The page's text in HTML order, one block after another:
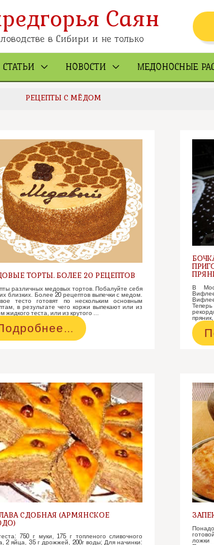
Саян
в Сибири и не только
СТАТЬИ НОВОСТИ МЕДОНОСНЫЕ
РЕЦЕПТЫ С МЁДОМ
ТОРТЫ. БОЛЕЕ 20 РЕЦЕПТОВ
различных медовых тортов. Побалуйте себя
близких. Более 20 рецептов выпечки с медом.
тесто готовят по нескольким основным
в результате чего коржи выпекают или из
жидкого теста, или из крутого …
В
СДОБНАЯ (АРМЯНСКОЕ
750 г муки, 175 г топленого сливочного
2 яйца, 35 г дрожжей, 200г воды; Для начинки: